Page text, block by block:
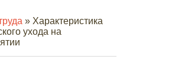
» Характеристика
ухода на